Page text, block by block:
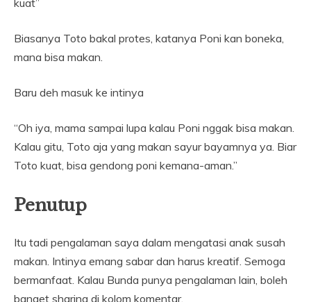
kuat”
Biasanya Toto bakal protes, katanya Poni kan boneka,
mana bisa makan.
Baru deh masuk ke intinya
“Oh iya, mama sampai lupa kalau Poni nggak bisa makan.
Kalau gitu, Toto aja yang makan sayur bayamnya ya. Biar
Toto kuat, bisa gendong poni kemana-aman.”
Penutup
Itu tadi pengalaman saya dalam mengatasi anak susah
makan. Intinya emang sabar dan harus kreatif. Semoga
bermanfaat. Kalau Bunda punya pengalaman lain, boleh
banget sharing di kolom komentar.